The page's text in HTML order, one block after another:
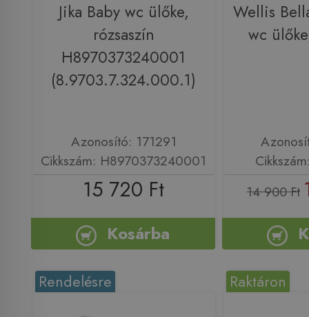
Jika Baby wc ülőke,
rózsaszín
H8970373240001
(8.9703.7.324.000.1)
Azonosító: 171291
Cikkszám: H8970373240001
15 720 Ft
Kosárba
Wellis
wc
14 900 Ft
Rendelésre Raktáron